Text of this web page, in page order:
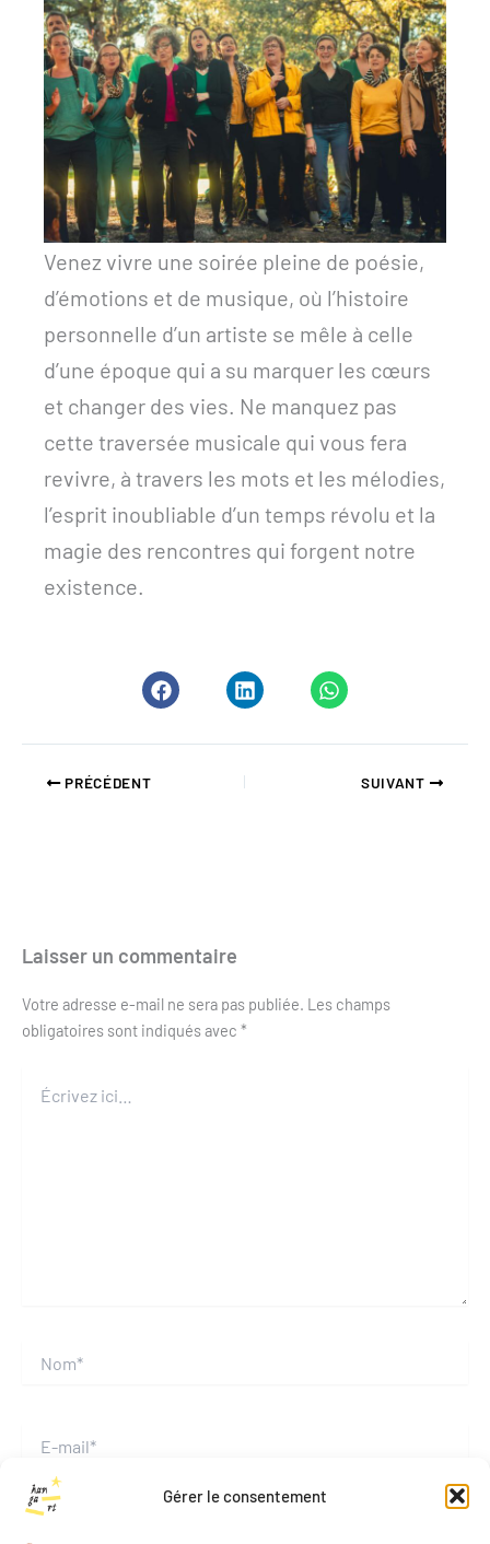
Gérer le consentement
Venez vivre une soirée pleine de poésie,
d’émotions et de musique, où l’histoire
personnelle d’un artiste se mêle à celle
d’une époque qui a su marquer les cœurs
et changer des vies. Ne manquez pas
cette traversée musicale qui vous fera
revivre, à travers les mots et les mélodies,
l’esprit inoubliable d’un temps révolu et la
magie des rencontres qui forgent notre
existence.
PRÉCÉDENT SUIVANT
Laisser un commentaire
Votre adresse e-mail ne sera pas publiée. Les champs
obligatoires sont indiqués avec *
ici…
mail*
Site